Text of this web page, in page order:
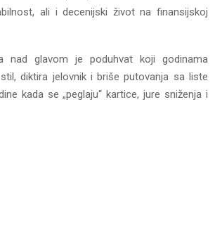
ali i decenijski život na finansijskoj
nad glavom je poduhvat koji godinama
diktira jelovnik i briše putovanja sa liste
kada se „peglaju“ kartice, jure sniženja i